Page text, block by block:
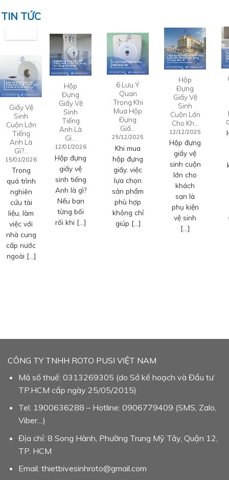
TIN TỨC
Giấy Vệ
Sinh
Cuộn Lớn
Tiếng
Anh Là
Gì?…
15/01/2026
Trong
quá trình
nghiên
cứu tài
liệu, làm
việc với
nhà cung
cấp nước
ngoài […]
Hộp
Đựng
Giấy Vệ
Sinh
Tiếng
Anh Là
Gì…
12/01/2026
Hộp đựng
giấy vệ
sinh tiếng
Anh là gì?
Nếu bạn
từng bối
rối khi […]
6 Lưu Ý
Quan
Trọng Khi
Mua Hộp
Đựng
Giấ…
25/12/2025
Khi mua
hộp đựng
giấy, việc
lựa chọn
sản phẩm
phù hợp
không chỉ
giúp […]
Hộp
Đựng
Giấy Vệ
Sinh
Cuộn Lớn
Cho Kh…
12/12/2025
Hộp đựng
giấy vệ
sinh cuộn
lớn cho
khách
sạn là
phụ kiện
vệ sinh
[…]
CÔNG TY TNHH ROTO PUSI VIỆT NAM
Mã số thuế: 0313269305 (do Sở kế hoạch và Đầu tư
TP.HCM cấp ngày 25/05/2015)
Tel: 1900636288 – Hotline: 0906779409 (SMS, Zalo,
Viber…)
Địa chỉ: 8 Song Hành, Phường Trung Mỹ Tây, Quận 12,
TP. HCM
Email: thietbivesinhroto@gmail.com